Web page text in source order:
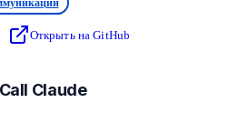
Открыть на GitHub
Claude